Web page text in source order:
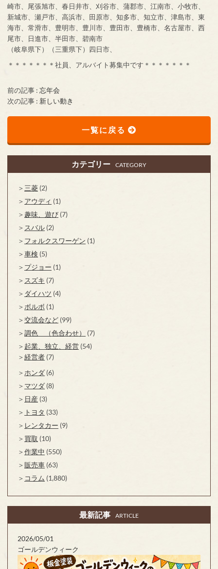
崎市、尾張旭市、春日井市、刈谷市、蒲郡市、江南市、小牧市、
新城市、瀬戸市、高浜市、田原市、知多市、知立市、津島市、東
海市、常滑市、豊明市、豊川市、豊田市、豊橋市、名古屋市、西
尾市、日進市、半田市、碧南市
（岐阜県下）（三重県下）四日市、
＊＊＊＊＊＊＊社員、アルバイト募集中です＊＊＊＊＊＊＊
前の記事 : 忘年会
次の記事 : 新しい動き
一覧に戻る
カテゴリー CATEGORY
三菱 (2)
アウディ (1)
趣味、遊び (7)
スバル (2)
フォルクスワーゲン (1)
車検 (5)
プジョー (1)
スズキ (7)
ダイハツ (4)
ボルボ (1)
交流会など (99)
調色 （色合わせ）
(7)
起業、独立、経営 (54)
経営者 (7)
ホンダ (6)
マツダ (8)
日産 (3)
トヨタ (33)
レンタカー (9)
買取 (10)
作業中 (550)
販売車 (63)
コラム (1,880)
最新記事 ARTICLE
2026/05/01
ゴールデンウィーク